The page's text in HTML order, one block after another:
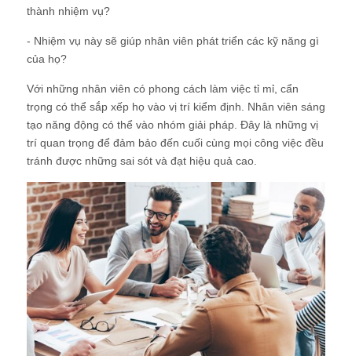
thành nhiệm vụ?
- Nhiệm vụ này sẽ giúp nhân viên phát triển các kỹ năng gì
của họ?
Với những nhân viên có phong cách làm việc tỉ mỉ, cẩn
trọng có thể sắp xếp họ vào vị trí kiểm định. Nhân viên sáng
tạo năng động có thể vào nhóm giải pháp. Đây là những vị
trí quan trọng để đảm bảo đến cuối cùng mọi công việc đều
tránh được những sai sót và đạt hiệu quả cao.